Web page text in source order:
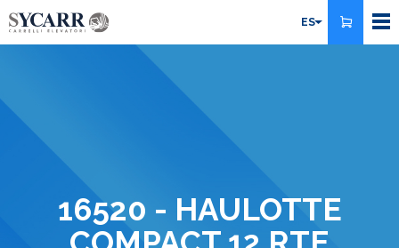
Pasar
al
16520 - HAULOTTE
ES